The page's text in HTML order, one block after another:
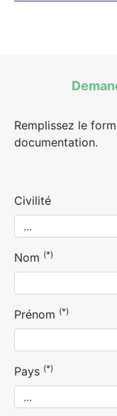
Remplissez le
documentation.
Civilité
Nom (*)
Prénom (*)
Pays (*)